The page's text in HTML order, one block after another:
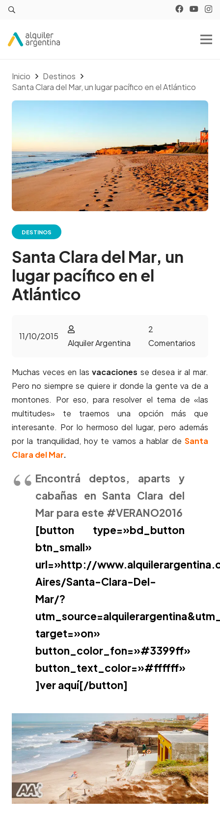
Inicio
Destinos
Santa Clara del Mar, un lugar pacífico en el Atlántico
DESTINOS
Santa Clara del Mar, un
lugar pacífico en el
Atlántico
11/10/2015
Alquiler Argentina
2
Comentarios
Muchas veces en lasvacaciones se desea ir al mar.
Pero no siempre se quiere ir donde la gente va de a
montones. Por eso, para resolver el tema de «las
multitudes» te traemos una opción más que
interesante. Por lo hermoso del lugar, pero además
por la tranquilidad, hoy te vamos a hablar de Santa
Clara del Mar.
Encontrá deptos, aparts y
cabañas en Santa Clara del
Mar para este #VERANO2016
[button type=»bd_button
btn_small»
url=»http://
Aires/Santa-Clara-Del-
Mar/?
target=»on»
button_color_fon=»#3399ff»
button_text_color=»#ffffff»
]ver aquí[/button]